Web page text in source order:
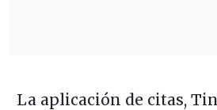
La aplicación de citas,